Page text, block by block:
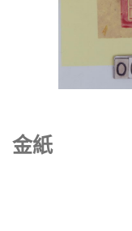
金紙